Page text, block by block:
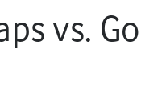
vs.